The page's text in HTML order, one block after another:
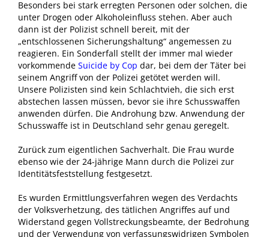
Besonders bei stark erregten Personen oder solchen, die
unter Drogen oder Alkoholeinfluss stehen. Aber auch
dann ist der Polizist schnell bereit, mit der
„entschlossenen Sicherungshaltung“ angemessen zu
reagieren. Ein Sonderfall stellt der immer mal wieder
vorkommende Suicide by Cop dar, bei dem der Täter bei
seinem Angriff von der Polizei getötet werden will.
Unsere Polizisten sind kein Schlachtvieh, die sich erst
abstechen lassen müssen, bevor sie ihre Schusswaffen
anwenden dürfen. Die Androhung bzw. Anwendung der
Schusswaffe ist in Deutschland sehr genau geregelt.
Zurück zum eigentlichen Sachverhalt. Die Frau wurde
ebenso wie der 24-jährige Mann durch die Polizei zur
Identitätsfeststellung festgesetzt.
Es wurden Ermittlungsverfahren wegen des Verdachts
der Volksverhetzung, des tätlichen Angriffes auf und
Widerstand gegen Vollstreckungsbeamte, der Bedrohung
und der Verwendung von verfassungswidrigen Symbolen